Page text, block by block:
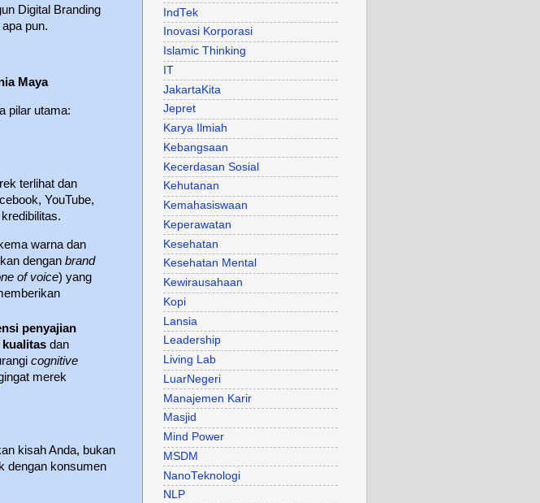
Digital Branding
pun.
Maya
pilar utama:
terlihat dan
YouTube,
warna dan
denganbrand
of voice) yang
penyajian
kualitas dan
cognitive
merek
kisah Anda, bukan
dengan konsumen
IndTek
Inovasi Korporasi
Islamic Thinking
IT
JakartaKita
Jepret
Karya Ilmiah
Kebangsaan
Kecerdasan Sosial
Kehutanan
Kemahasiswaan
Keperawatan
Kesehatan
Kesehatan Mental
Kewirausahaan
Kopi
Lansia
Leadership
Living Lab
LuarNegeri
Manajemen Karir
Masjid
Mind Power
MSDM
NanoTeknologi
NLP